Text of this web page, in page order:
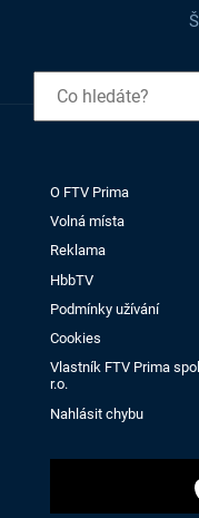
O FTV Prima
Volná místa
Reklama
HbbTV
Podmínky užívání
Cookies
Vlastník FTV Prima
r.o.
Nahlásit chybu